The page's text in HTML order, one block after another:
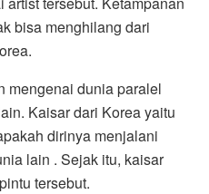
bisa menghilang dari
mengenai dunia paralel
Kaisar dari Korea yaitu
dirinya menjalani
lain . Sejak itu, kaisar
tersebut.